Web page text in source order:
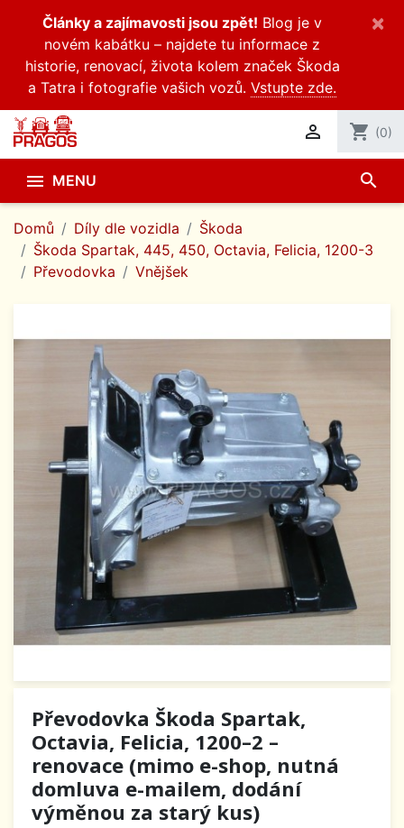
Články a zajímavosti jsou zpět! Blog je v
novém kabátku – najdete tu informace z
historie, renovací, života kolem značek Škoda
a Tatra i fotografie vašich vozů. Vstupte zde.
×
 shopping_cart (0)
 MENU search
Domů Díly dle vozidla
Škoda
Škoda Spartak, 445, 450, Octavia, Felicia, 1200-3
Převodovka
Vnějšek
Převodovka Škoda Spartak,
Octavia, Felicia, 1200–2 –
renovace (mimo e-shop, nutná
domluva e-mailem, dodání
výměnou za starý kus)